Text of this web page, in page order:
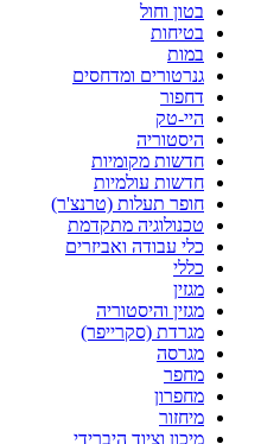
בטון וחול
בטיחות
במות
גנרטורים ומדחסים
דחפור
היי-טק
היסטוריה
חדשות מקומיות
חדשות עולמיות
חופר תעלות (טרנצ'ר)
טכנולוגיה מתקדמת
כלי עבודה ואביזרים
כללי
מגזין
מגזין והיסטוריה
מגרדת (סקרייפר)
מגרסה
מחפר
מחפרון
מיחזור
מיכון וציוד היברידי